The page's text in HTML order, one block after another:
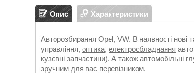
Опис Характеристики
Авторозбирання Opel, VW. В наявності нові
управління, оптика, електрообладнання
кузовні запчастини). А також автомобільні
зручним для вас перевізником.